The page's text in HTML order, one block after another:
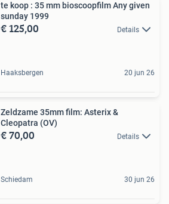
te koop : 35 mm bioscoopfilm Any given
sunday 1999
€ 125,00 Details
Haaksbergen 20 jun 26
Zeldzame 35mm film: Asterix &
Cleopatra (OV)
€ 70,00 Details
Schiedam 30 jun 26